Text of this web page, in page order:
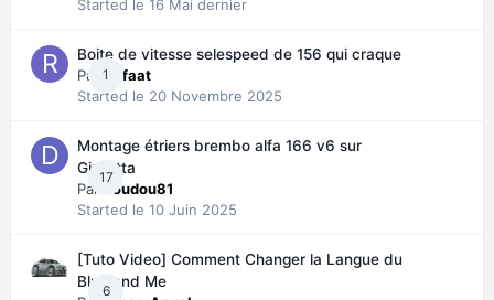
Started le 16 Mai dernier
1
Boite de vitesse selespeed de 156 qui craque
ParRefaat
Started le 20 Novembre 2025
17
Montage étriers brembo alfa 166 v6 sur
Giulietta
Par
doudou81
Started le 10 Juin 2025
6
[Tuto Video] Comment Changer la Langue du
Blue and Me